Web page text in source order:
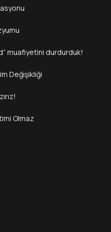
muafiyetini durdurduk!
Değişikliği
Olmaz